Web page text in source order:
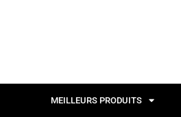
MEILLEURS PRODUITS